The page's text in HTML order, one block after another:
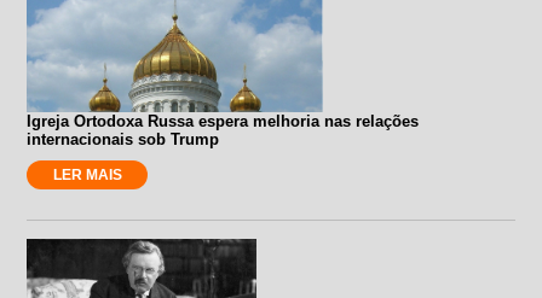
Igreja Ortodoxa Russa espera melhoria nas relações
internacionais sob Trump
LER MAIS